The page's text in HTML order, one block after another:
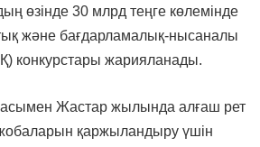
өзінде 30 млрд теңге көлемінде
және бағдарламалық-нысаналы
конкурстары жарияланады.
Жастар жылында алғаш рет
қаржыландыру үшін